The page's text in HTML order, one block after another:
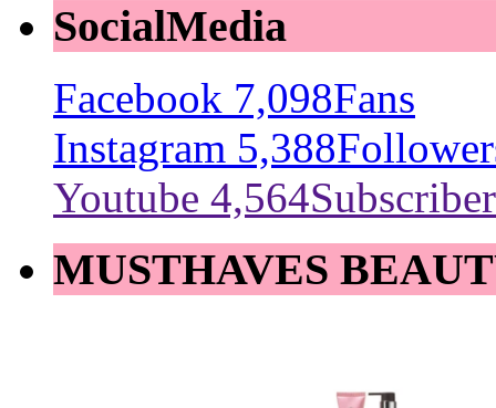
SocialMedia
Facebook 7,098Fans
Instagram 5,388
Youtube 4,564Subscriber
MUSTHAVES